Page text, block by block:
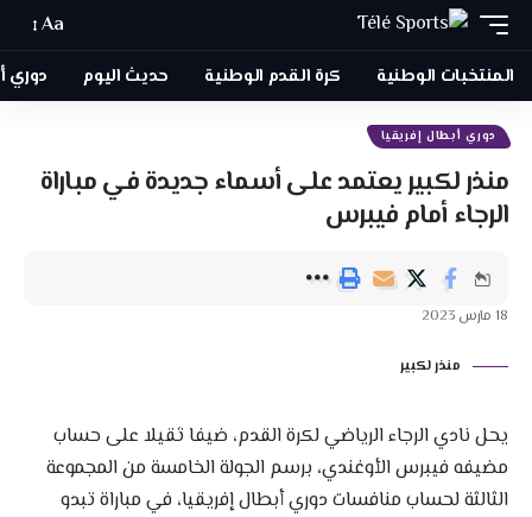
Aa
المنتخبات الوطنية كرة القدم الوطنية حديث اليوم دوري
دوري أبطال إفريقيا
منذر لكبير يعتمد على أسماء جديدة في مباراة
الرجاء أمام فيبرس
منذر لكبير
يحل نادي الرجاء الرياضي لكرة القدم، ضيفا ثقيلا على حساب
مضيفه فيبرس الأوغندي، برسم الجولة الخامسة من المجموعة
الثالثة لحساب منافسات دوري أبطال إفريقيا، في مباراة تبدو